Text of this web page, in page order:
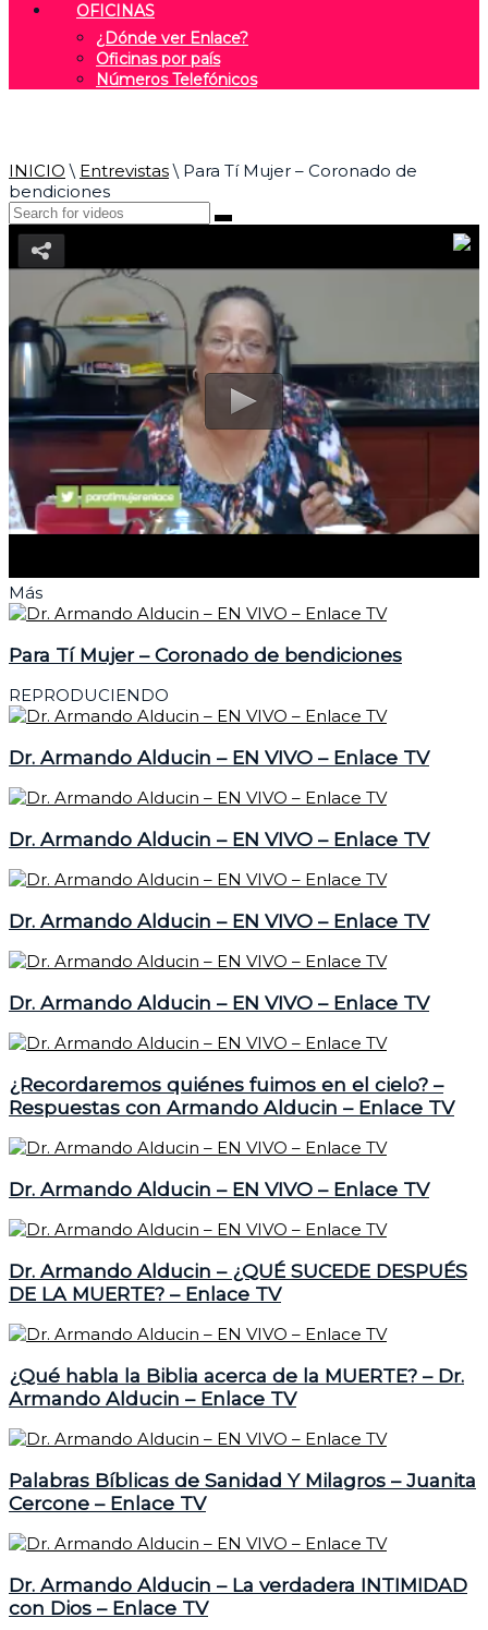
OFICINAS
¿Dónde ver Enlace?
Oficinas por país
Números Telefónicos
INICIO \ Entrevistas\ Para Tí Mujer – Coronado de
bendiciones
Más
Para Tí Mujer – Coronado de bendiciones
REPRODUCIENDO
Dr. Armando Alducin – EN VIVO – Enlace TV
Dr. Armando Alducin – EN VIVO – Enlace TV
Dr. Armando Alducin – EN VIVO – Enlace TV
Dr. Armando Alducin – EN VIVO – Enlace TV
¿Recordaremos quiénes fuimos en el cielo? –
Respuestas con Armando Alducin – Enlace TV
Dr. Armando Alducin – EN VIVO – Enlace TV
Dr. Armando Alducin – ¿QUÉ SUCEDE DESPUÉS
DE LA MUERTE? – Enlace TV
¿Qué habla la Biblia acerca de la MUERTE? – Dr.
Armando Alducin – Enlace TV
Palabras Bíblicas de Sanidad Y Milagros – Juanita
Cercone – Enlace TV
Dr. Armando Alducin – La verdadera INTIMIDAD
con Dios – Enlace TV